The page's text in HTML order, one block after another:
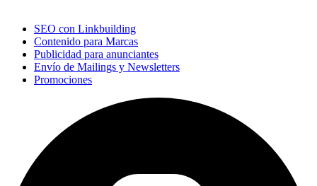
SEO con Linkbuilding
Contenido para Marcas
Publicidad para anunciantes
Envío de Mailings y Newsletters
Promociones